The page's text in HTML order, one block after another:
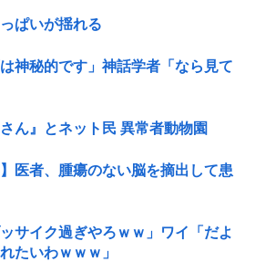
ぱいが揺れる
神秘的です」神話学者「なら見て
ん』とネット民 異常者動物園
医者、腫瘍のない脳を摘出して患
サイク過ぎやろｗｗ」ワイ「だよ
たいわｗｗｗ」